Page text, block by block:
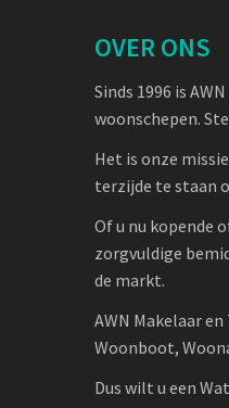
OVER ONS
Sinds 1996 is
woonschepen.
Het is onze
terzijde te staan
Of u nu kopende
zorgvuldige
de markt.
AWN Makelaar
Woonboot,
Dus wilt u een